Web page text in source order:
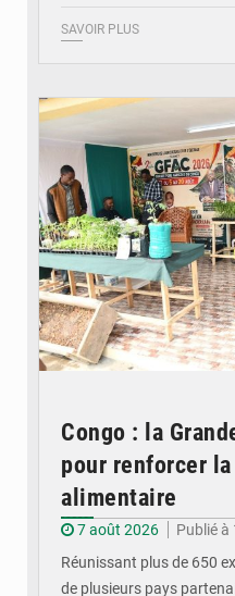
SAVOIR PLUS
Congo : la
pour renforcer
alimentaire
7 août 2026
Publié à
Réunissant plus de 650
de plusieurs pays